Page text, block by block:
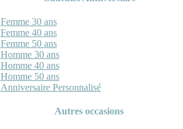
Femme 30 ans
Femme 40 ans
Femme 50 ans
Homme 30 ans
Homme 40 ans
Homme 50 ans
Anniversaire Personnalisé
Autres occasions